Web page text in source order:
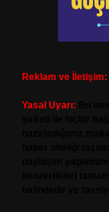
Reklam ve İletişim:
Yasal Uyarı: